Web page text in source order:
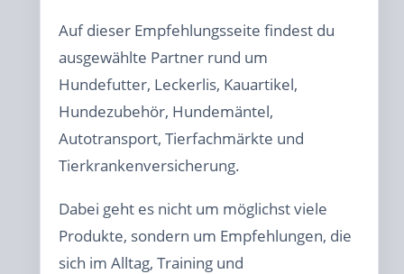
Auf dieser Empfehlungsseite findest du
ausgewählte Partner rund um
Hundefutter, Leckerlis, Kauartikel,
Hundezubehör, Hundemäntel,
Autotransport, Tierfachmärkte und
Tierkrankenversicherung.
Dabei geht es nicht um möglichst viele
Produkte, sondern um Empfehlungen, die
sich im Alltag, Training und